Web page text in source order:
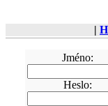
|
Jméno:
Heslo: